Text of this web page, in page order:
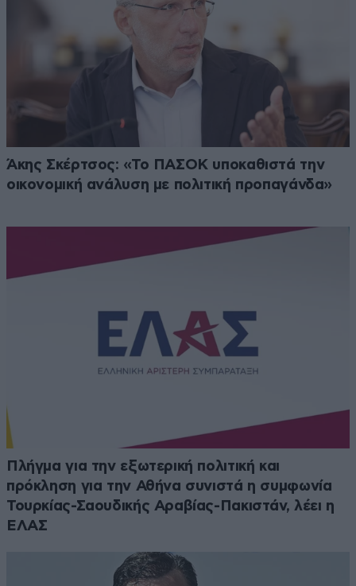
Άκης Σκέρτσος: «Το ΠΑΣΟΚ υποκαθιστά την
οικονομική ανάλυση με πολιτική προπαγάνδα»
Πλήγμα για την εξωτερική πολιτική και
πρόκληση για την Αθήνα συνιστά η συμφωνία
Τουρκίας-Σαουδικής Αραβίας-Πακιστάν, λέει η
ΕΛΑΣ